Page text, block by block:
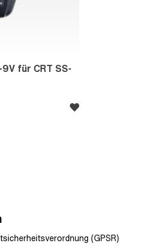
für CRT SS-
(GPSR)